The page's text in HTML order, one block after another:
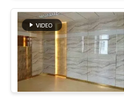
feuilles